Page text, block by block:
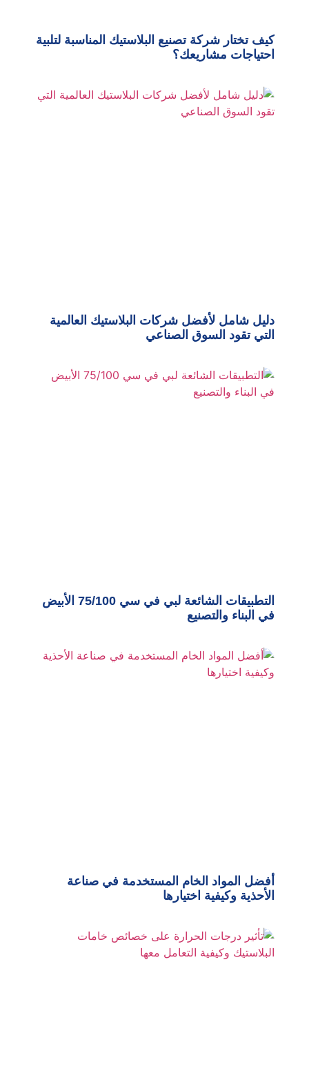
كيف تختار شركة تصنيع البلاستيك المناسبة لتلبية
احتياجات مشاريعك؟
دليل شامل لأفضل شركات البلاستيك العالمية
التي تقود السوق الصناعي
التطبيقات الشائعة لبي في سي 75/100 الأبيض
في البناء والتصنيع
أفضل المواد الخام المستخدمة في صناعة
الأحذية وكيفية اختيارها